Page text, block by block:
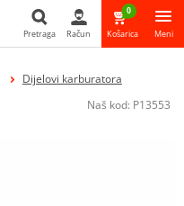
Pretraga
Pretraga Račun
0
Košarica Meni
Dijelovi karburatora
Naš kod: P13553